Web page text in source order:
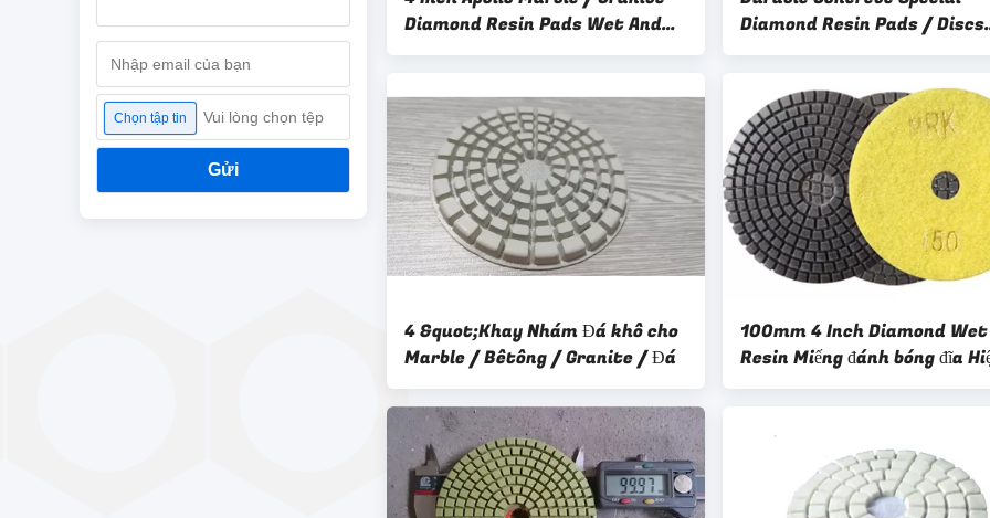
Chọn tập tin Vui lòng chọn tệp
Gửi
Diamond Resin Pads Wet And
Dry Type
Diamond Resin Pads / Discs
Promotion
4 &quot;Khay Nhám Đá khô cho
Marble / Bêtông / Granite / Đá
100mm 4 Inch Diamond Wet
Resin Miếng đánh bóng đĩa
quả cao